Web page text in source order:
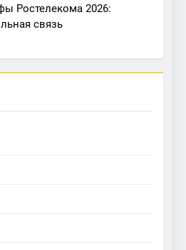
Ростелекома 2026:
связь